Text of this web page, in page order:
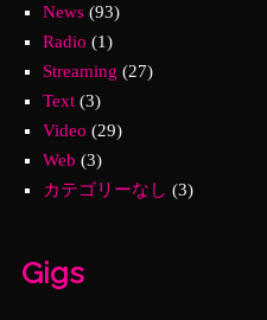
News(93)
Radio (1)
Streaming (27)
Text(3)
Video (29)
Web (3)
カテゴリーなし (3)
Gigs